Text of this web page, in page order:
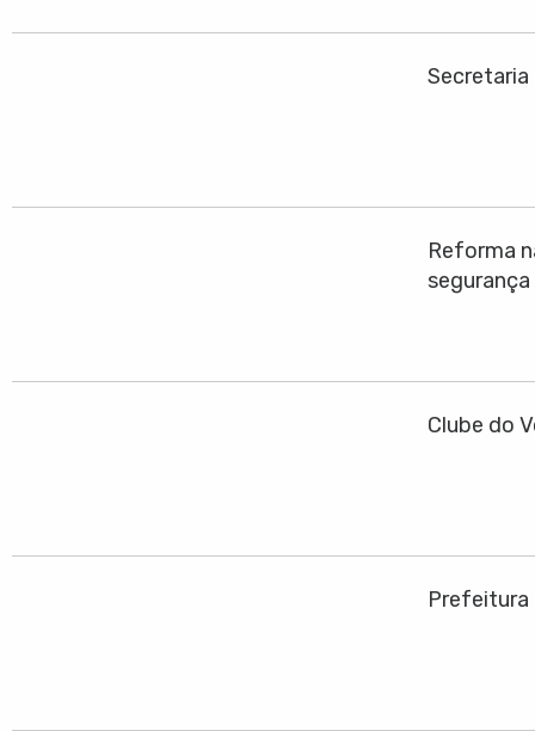
Secretaria
Reforma
segurança
Clube do
Prefeitura